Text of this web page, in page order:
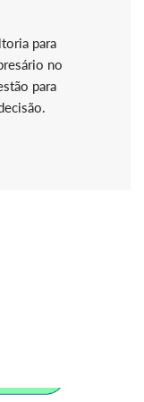
para
no
para